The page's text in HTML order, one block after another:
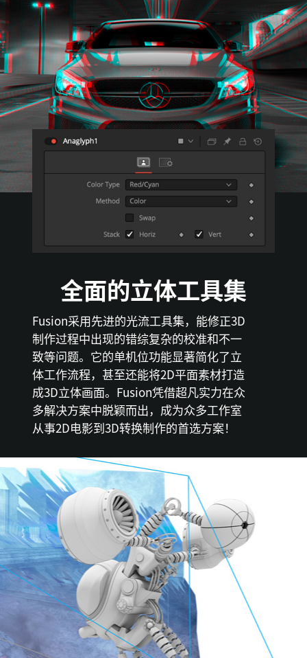
全面的立体工具集
Fusion采用先进的光流工具集，能修正3D
制作过程中出现的错综复杂的校准和不一
致等问题。它的单机位功能显著简化了立
体工作流程，甚至还能将2D平面素材打造
成3D立体画面。Fusion凭借超凡实力在众
多解决方案中脱颖而出，成为众多工作室
从事2D电影到3D转换制作的首选方案！